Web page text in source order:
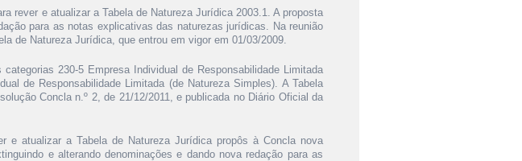
rever e atualizar a Tabela de Natureza Jurídica 2003.1. A proposta
para as notas explicativas das naturezas jurídicas. Na reunião
de Natureza Jurídica, que entrou em vigor em 01/03/2009.
230-5 Empresa Individual de Responsabilidade Limitada
de Responsabilidade Limitada (de Natureza Simples). A Tabela
Concla n.º 2, de 21/12/2011, e publicada no Diário Oficial da
e atualizar a Tabela de Natureza Jurídica propôs à Concla nova
e alterando denominações e dando nova redação para as